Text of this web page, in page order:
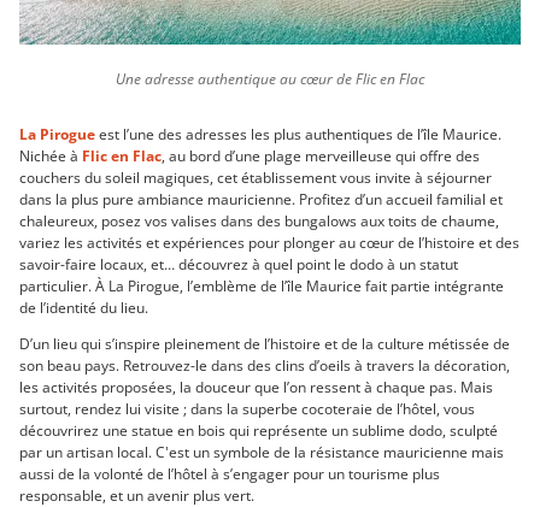
Une adresse authentique au cœur de Flic en Flac
La Pirogueest l’une des adresses les plus authentiques de l’île Maurice.
Nichée à Flic en Flac, au bord d’une plage merveilleuse qui offre des
couchers du soleil magiques, cet établissement vous invite à séjourner
dans la plus pure ambiance mauricienne. Profitez d’un accueil familial et
chaleureux, posez vos valises dans des bungalows aux toits de chaume,
variez les activités et expériences pour plonger au cœur de l’histoire et des
savoir-faire locaux, et… découvrez à quel point le dodo à un statut
particulier. À La Pirogue, l’emblème de l’île Maurice fait partie intégrante
de l’identité du lieu.
D’un lieu qui s’inspire pleinement de l’histoire et de la culture métissée de
son beau pays. Retrouvez-le dans des clins d’oeils à travers la décoration,
les activités proposées, la douceur que l’on ressent à chaque pas. Mais
surtout, rendez lui visite ; dans la superbe cocoteraie de l’hôtel, vous
découvrirez une statue en bois qui représente un sublime dodo, sculpté
par un artisan local. C'est un symbole de la résistance mauricienne mais
aussi de la volonté de l’hôtel à s’engager pour un tourisme plus
responsable, et un avenir plus vert.